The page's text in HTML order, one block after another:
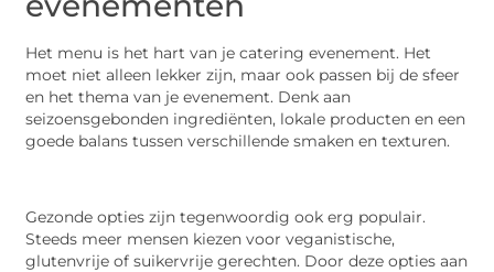
Het menu is het hart van je catering evenement. Het
moet niet alleen lekker zijn, maar ook passen bij de sfeer
en het thema van je evenement. Denk aan
seizoensgebonden ingrediënten, lokale producten en een
goede balans tussen verschillende smaken en texturen.
Gezonde opties zijn tegenwoordig ook erg populair.
Steeds meer mensen kiezen voor veganistische,
glutenvrije of suikervrije gerechten. Door deze opties aan